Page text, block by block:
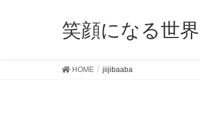
笑顔になる世
HOME jiijibaaba